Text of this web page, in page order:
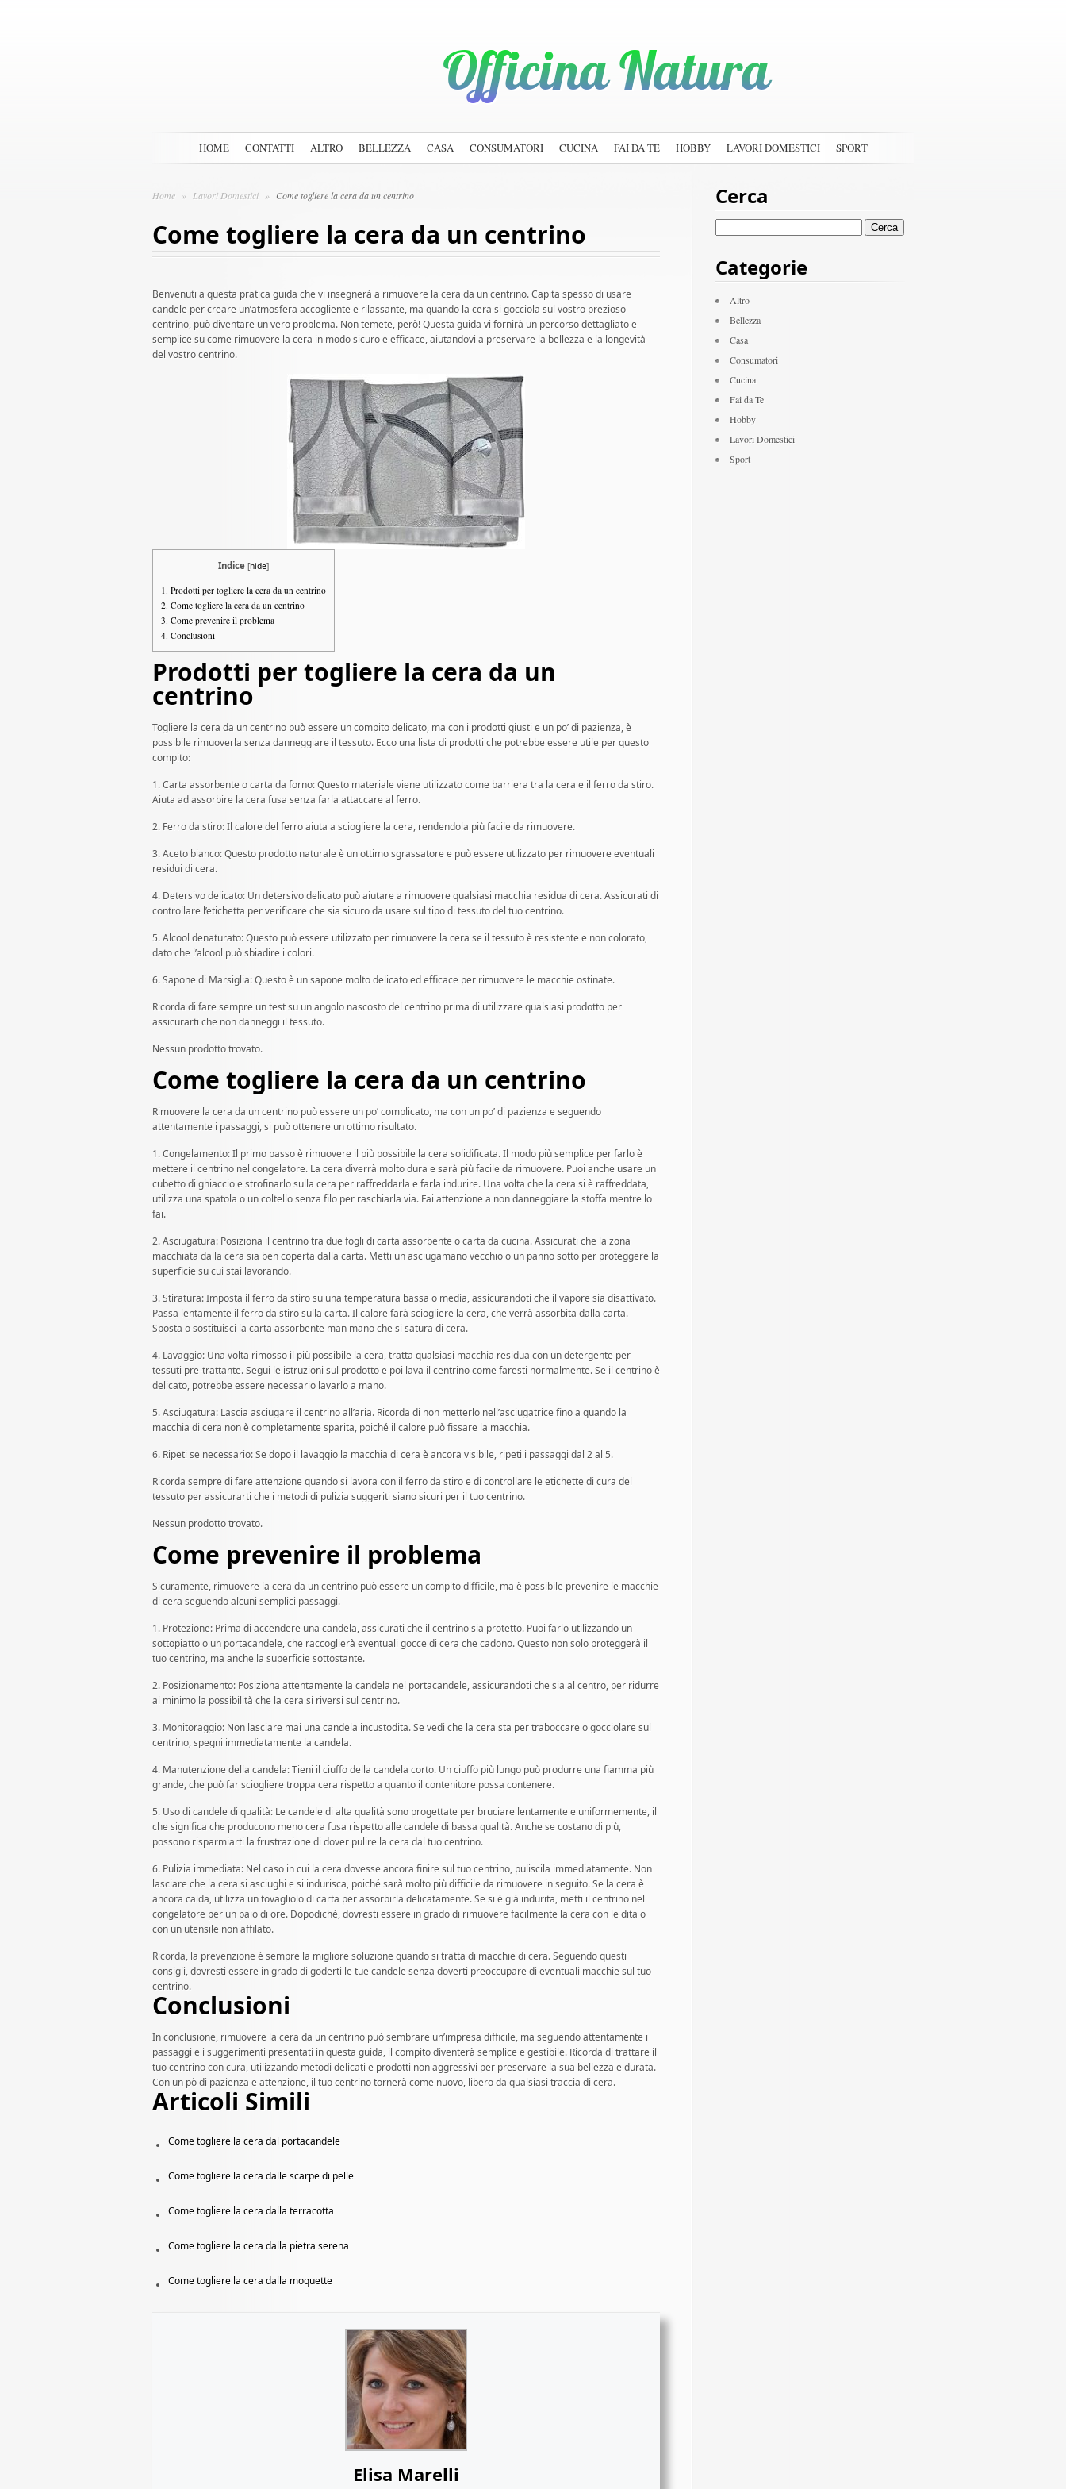
HOME CONTATTI ALTRO BELLEZZA CASA CONSUMATORI CUCINA FAI DA TE HOBBY LAVORI DOMESTICI SPORT
Home » Lavori Domestici » Come togliere la cera da un centrino
Come togliere la cera da un centrino
Benvenuti a questa pratica guida che vi insegnerà a rimuovere la cera da un centrino. Capita spesso di usare
candele per creare un’atmosfera accogliente e rilassante, ma quando la cera si gocciola sul vostro prezioso
centrino, può diventare un vero problema. Non temete, però! Questa guida vi fornirà un percorso dettagliato e
semplice su come rimuovere la cera in modo sicuro e efficace, aiutandovi a preservare la bellezza e la longevità
del vostro centrino.
Indice [hide]
1. Prodotti per togliere la cera da un centrino
2. Come togliere la cera da un centrino
3. Come prevenire il problema
4. Conclusioni
Prodotti per togliere la cera da un
centrino
Togliere la cera da un centrino può essere un compito delicato, ma con i prodotti giusti e un po’ di pazienza, è
possibile rimuoverla senza danneggiare il tessuto. Ecco una lista di prodotti che potrebbe essere utile per questo
compito:
1. Carta assorbente o carta da forno: Questo materiale viene utilizzato come barriera tra la cera e il ferro da stiro.
Aiuta ad assorbire la cera fusa senza farla attaccare al ferro.
2. Ferro da stiro: Il calore del ferro aiuta a sciogliere la cera, rendendola più facile da rimuovere.
3. Aceto bianco: Questo prodotto naturale è un ottimo sgrassatore e può essere utilizzato per rimuovere eventuali
residui di cera.
4. Detersivo delicato: Un detersivo delicato può aiutare a rimuovere qualsiasi macchia residua di cera. Assicurati di
controllare l’etichetta per verificare che sia sicuro da usare sul tipo di tessuto del tuo centrino.
5. Alcool denaturato: Questo può essere utilizzato per rimuovere la cera se il tessuto è resistente e non colorato,
dato che l’alcool può sbiadire i colori.
6. Sapone di Marsiglia: Questo è un sapone molto delicato ed efficace per rimuovere le macchie ostinate.
Ricorda di fare sempre un test su un angolo nascosto del centrino prima di utilizzare qualsiasi prodotto per
assicurarti che non danneggi il tessuto.
Nessun prodotto trovato.
Come togliere la cera da un centrino
Rimuovere la cera da un centrino può essere un po’ complicato, ma con un po’ di pazienza e seguendo
attentamente i passaggi, si può ottenere un ottimo risultato.
1. Congelamento: Il primo passo è rimuovere il più possibile la cera solidificata. Il modo più semplice per farlo è
mettere il centrino nel congelatore. La cera diverrà molto dura e sarà più facile da rimuovere. Puoi anche usare un
cubetto di ghiaccio e strofinarlo sulla cera per raffreddarla e farla indurire. Una volta che la cera si è raffreddata,
utilizza una spatola o un coltello senza filo per raschiarla via. Fai attenzione a non danneggiare la stoffa mentre lo
fai.
2. Asciugatura: Posiziona il centrino tra due fogli di carta assorbente o carta da cucina. Assicurati che la zona
macchiata dalla cera sia ben coperta dalla carta. Metti un asciugamano vecchio o un panno sotto per proteggere la
superficie su cui stai lavorando.
3. Stiratura: Imposta il ferro da stiro su una temperatura bassa o media, assicurandoti che il vapore sia disattivato.
Passa lentamente il ferro da stiro sulla carta. Il calore farà sciogliere la cera, che verrà assorbita dalla carta.
Sposta o sostituisci la carta assorbente man mano che si satura di cera.
4. Lavaggio: Una volta rimosso il più possibile la cera, tratta qualsiasi macchia residua con un detergente per
tessuti pre-trattante. Segui le istruzioni sul prodotto e poi lava il centrino come faresti normalmente. Se il centrino è
delicato, potrebbe essere necessario lavarlo a mano.
5. Asciugatura: Lascia asciugare il centrino all’aria. Ricorda di non metterlo nell’asciugatrice fino a quando la
macchia di cera non è completamente sparita, poiché il calore può fissare la macchia.
6. Ripeti se necessario: Se dopo il lavaggio la macchia di cera è ancora visibile, ripeti i passaggi dal 2 al 5.
Ricorda sempre di fare attenzione quando si lavora con il ferro da stiro e di controllare le etichette di cura del
tessuto per assicurarti che i metodi di pulizia suggeriti siano sicuri per il tuo centrino.
Nessun prodotto trovato.
Come prevenire il problema
Sicuramente, rimuovere la cera da un centrino può essere un compito difficile, ma è possibile prevenire le macchie
di cera seguendo alcuni semplici passaggi.
1. Protezione: Prima di accendere una candela, assicurati che il centrino sia protetto. Puoi farlo utilizzando un
sottopiatto o un portacandele, che raccoglierà eventuali gocce di cera che cadono. Questo non solo proteggerà il
tuo centrino, ma anche la superficie sottostante.
2. Posizionamento: Posiziona attentamente la candela nel portacandele, assicurandoti che sia al centro, per ridurre
al minimo la possibilità che la cera si riversi sul centrino.
3. Monitoraggio: Non lasciare mai una candela incustodita. Se vedi che la cera sta per traboccare o gocciolare sul
centrino, spegni immediatamente la candela.
4. Manutenzione della candela: Tieni il ciuffo della candela corto. Un ciuffo più lungo può produrre una fiamma più
grande, che può far sciogliere troppa cera rispetto a quanto il contenitore possa contenere.
5. Uso di candele di qualità: Le candele di alta qualità sono progettate per bruciare lentamente e uniformemente, il
che significa che producono meno cera fusa rispetto alle candele di bassa qualità. Anche se costano di più,
possono risparmiarti la frustrazione di dover pulire la cera dal tuo centrino.
6. Pulizia immediata: Nel caso in cui la cera dovesse ancora finire sul tuo centrino, puliscila immediatamente. Non
lasciare che la cera si asciughi e si indurisca, poiché sarà molto più difficile da rimuovere in seguito. Se la cera è
ancora calda, utilizza un tovagliolo di carta per assorbirla delicatamente. Se si è già indurita, metti il centrino nel
congelatore per un paio di ore. Dopodiché, dovresti essere in grado di rimuovere facilmente la cera con le dita o
con un utensile non affilato.
Ricorda, la prevenzione è sempre la migliore soluzione quando si tratta di macchie di cera. Seguendo questi
consigli, dovresti essere in grado di goderti le tue candele senza doverti preoccupare di eventuali macchie sul tuo
centrino.
Conclusioni
In conclusione, rimuovere la cera da un centrino può sembrare un’impresa difficile, ma seguendo attentamente i
passaggi e i suggerimenti presentati in questa guida, il compito diventerà semplice e gestibile. Ricorda di trattare il
tuo centrino con cura, utilizzando metodi delicati e prodotti non aggressivi per preservare la sua bellezza e durata.
Con un pò di pazienza e attenzione, il tuo centrino tornerà come nuovo, libero da qualsiasi traccia di cera.
Articoli Simili
Come togliere la cera dal portacandele
Come togliere la cera dalle scarpe di pelle
Come togliere la cera dalla terracotta
Come togliere la cera dalla pietra serena
Come togliere la cera dalla moquette
Elisa Marelli
Cerca
Categorie
Altro
Bellezza
Casa
Consumatori
Cucina
Fai da Te
Hobby
Lavori Domestici
Sport